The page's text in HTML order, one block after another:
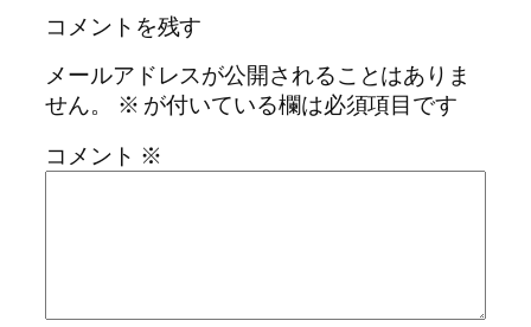
コメントを残す
メールアドレスが公開されることはありま
せん。
※ が付いている欄は必須項目です
コメント ※